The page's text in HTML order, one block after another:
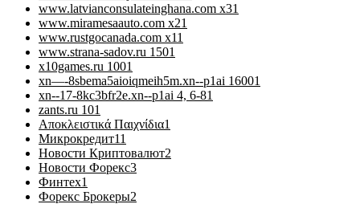
www.latvianconsulateinghana.com x31
www.miramesaauto.com x21
www.rustgocanada.com x11
www.strana-sadov.ru 1501
x10games.ru 1001
xn—-8sbema5aioiqmeih5m.xn--p1ai 16001
xn--17-8kc3bfr2e.xn--p1ai 4, 6-81
zants.ru 101
Αποκλειστικά Παιχνίδια1
Микрокредит11
Новости Криптовалют2
Новости Форекс3
Финтех1
Форекс Брокеры2